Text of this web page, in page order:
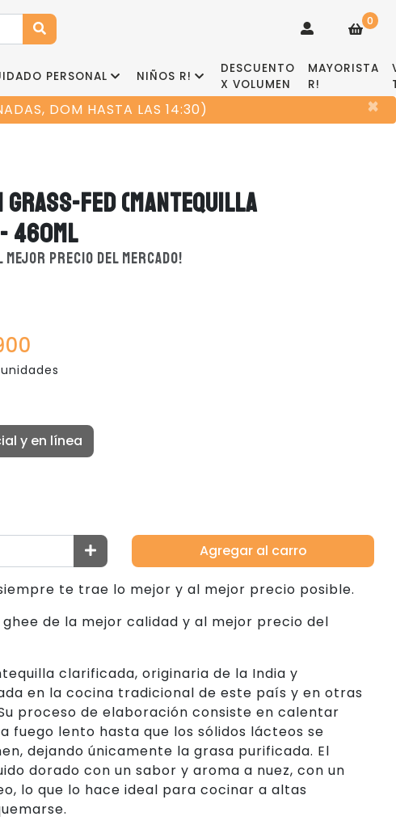
0
PERSONAL NIÑOS R!
DESCUENTO
X VOLUMEN
MAYORISTA
R!
DOM HASTA LAS 14:30) ×
GRASS-FED (MANTEQUILLA
460ML
PRECIO DEL MERCADO!
y en línea
Agregar al carro
te trae lo mejor y al mejor precio posible.
de la mejor calidad y al mejor precio del
clarificada, originaria de la India y
en la cocina tradicional de este país y en otras
proceso de elaboración consiste en calentar
fuego lento hasta que los sólidos lácteos se
dejando únicamente la grasa purificada. El
dorado con un sabor y aroma a nuez, con un
lo que lo hace ideal para cocinar a altas